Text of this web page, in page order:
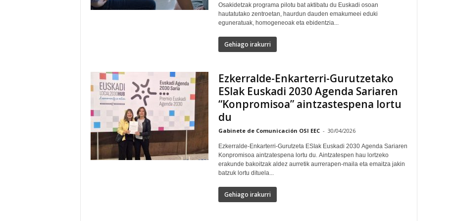
Osakidetzak programa pilotu bat aktibatu du Euskadi osoan
hautatutako zentroetan, haurdun dauden emakumeei eduki
eguneratuak, homogeneoak eta ebidentzia...
Gehiago irakurri
Ezkerralde-Enkarterri-Gurutzetako
ESIak Euskadi 2030 Agenda Sariaren
“Konpromisoa” aintzastespena lortu
du
Gabinete de Comunicación OSI EEC - 30/04/2026
Ezkerralde-Enkarterri-Gurutzeta ESIak Euskadi 2030 Agenda Sariaren
Konpromisoa aintzatespena lortu du. Aintzatespen hau lortzeko
erakunde bakoitzak aldez aurretik aurrerapen-maila eta emaitza jakin
batzuk lortu dituela...
Gehiago irakurri